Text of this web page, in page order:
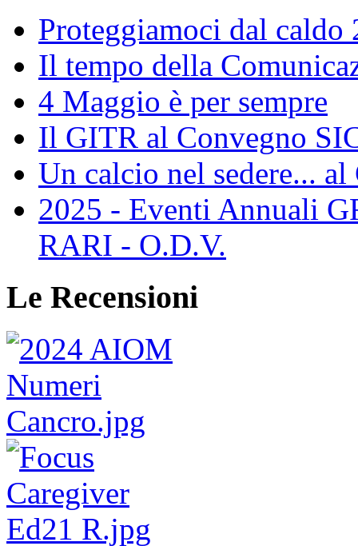
Proteggiamoci dal caldo
Il tempo della
4 Maggio è per sempre
Il GITR al Convegno
Un calcio nel sedere...
2025 - Eventi Annuali
RARI - O.D.V.
Le Recensioni